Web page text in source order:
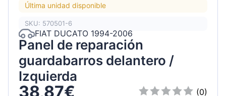
Última unidad disponible
SKU: 570501-6
FIAT DUCATO 1994-2006
Panel de reparación
guardabarros delantero /
Izquierda
38,87€
(0)